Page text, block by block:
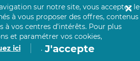
sur notre site, vous acceptez le
à vous proposer des offres, contenus
à vos centres d’intérêts. Pour plus
et paramétrer vos cookies,
ici
. J'accepte
✕